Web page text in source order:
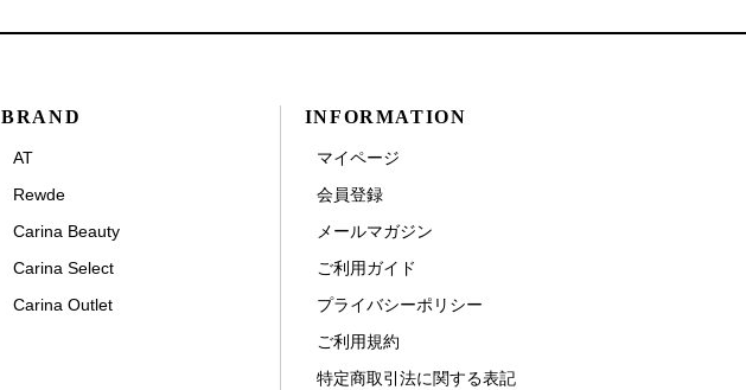
BRAND
AT
Rewde
Carina Beauty
Carina Select
Carina Outlet
INFORMATION
マイページ
会員登録
メールマガジン
ご利用ガイド
プライバシーポリシー
ご利用規約
特定商取引法に関する表記